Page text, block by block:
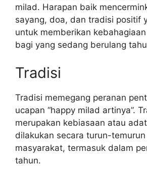
milad. Harapan baik
sayang, doa, dan tradisi positif
untuk memberikan
bagi yang sedang berulang
Tradisi
Tradisi memegang peranan
ucapan “happy milad artinya”.
merupakan kebiasaan atau
dilakukan secara turun-
masyarakat, termasuk dalam
tahun.